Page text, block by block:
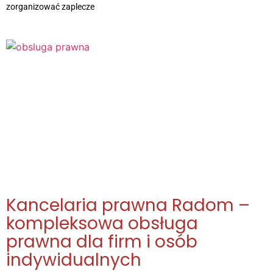
zorganizować zaplecze
Kancelaria prawna Radom –
kompleksowa obsługa
prawna dla firm i osób
indywidualnych